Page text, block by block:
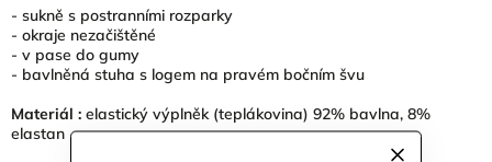
- sukně s postranními rozparky
- okraje nezačištěné
- v pase do gumy
- bavlněná stuha s logem na pravém bočním švu
Materiál : elastický výplněk (teplákovina) 92% bavlna, 8%
elastan